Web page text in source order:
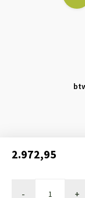
2.972,95
- +